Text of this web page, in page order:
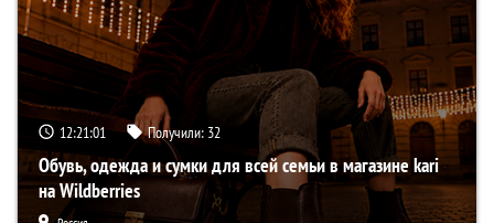
12:21:00 Получили: 32
Обувь, одежда и сумки для всей семьи в магазине kari
на Wildberries